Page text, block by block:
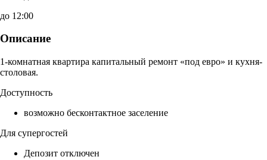
до 12:00
Описание
1-комнатная квартира капитальный ремонт «под евро» и кухня-
столовая.
Доступность
возможно бесконтактное заселение
Для супергостей
Депозит отключен